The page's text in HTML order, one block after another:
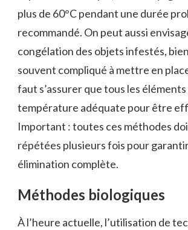
plus de 60°C pendant une durée
recommandé. On peut aussi
congélation des objets infestés,
souvent compliqué à mettre en
faut s’assurer que tous les
température adéquate pour être
Important : toutes ces méthodes
répétées plusieurs fois pour
élimination complète.
Méthodes biologiques
À l’heure actuelle, l’utilisation de